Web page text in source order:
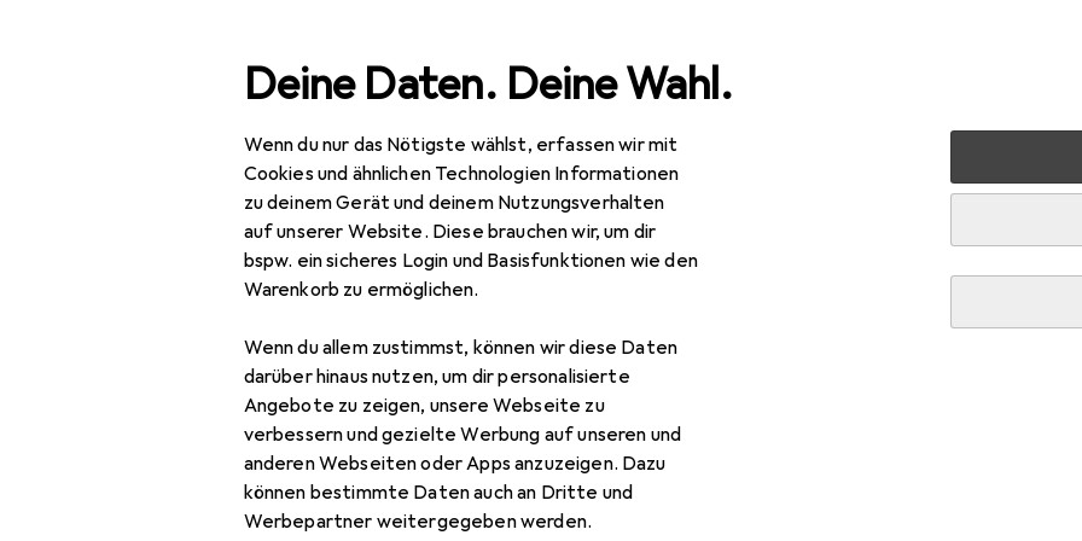
Deine Daten. Deine Wahl.
Wenn du nur das Nötigste wählst, erfassen wir mit
Cookies und ähnlichen Technologien Informationen
zu deinem Gerät und deinem Nutzungsverhalten
auf unserer Website. Diese brauchen wir, um dir
bspw. ein sicheres Login und Basisfunktionen wie den
Warenkorb zu ermöglichen.
Wenn du allem zustimmst, können wir diese Daten
darüber hinaus nutzen, um dir personalisierte
Angebote zu zeigen, unsere Webseite zu
verbessern und gezielte Werbung auf unseren und
anderen Webseiten oder Apps anzuzeigen. Dazu
können bestimmte Daten auch an Dritte und
Werbepartner weitergegeben werden.
Navigation nach Kategorien Gesamtsortiment IT + Multimedia Peripherie